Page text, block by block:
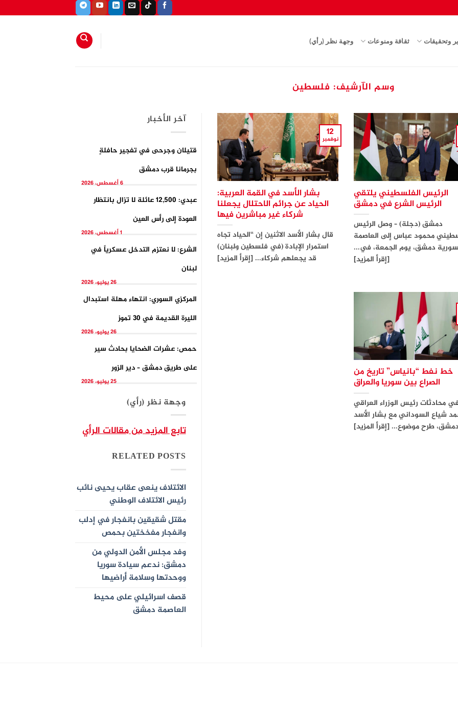
وتحقيقات ثقافة ومنوعات وجهة نظر (رأي)
وسم الآرشيف: فلسطين
الرئيس الفلسطيني يلتقي
الرئيس الشرع في دمشق
دمشق (دجلة) – وصل الرئيس
محمود عباس إلى العاصمة
دمشق، يوم الجمعة، في...
[إقرأ المزيد]
بشار الأسد في القمة العربية:
الحياد عن جرائم الاحتلال يجعلنا
شركاء غير مباشرين فيها
قال بشار الأسد الاثنين إن “الحياد تجاه
استمرار الإبادة (في فلسطين ولبنان)
قد يجعلهم شركاء... [إقرأ المزيد]
12
نوفمبر
خط نفط “بانياس” تاريخ من
الصراع بين سوريا والعراق
محادثات رئيس الوزراء العراقي
شياع السوداني مع بشار الأسد
طرح موضوع... [إقرأ المزيد]
آخر الأخبار
قتيلان وجرحى في تفجيرِ حافلةٍ
بجرمانا قرب دمشق
6 أغسطس، 2026
عبدي: 12,500 عائلة لا تزال بانتظار
العودة إلى رأس العين
1 أغسطس، 2026
الشرع: لا نعتزم التدخل عسكرياً في
لبنان
26 يوليو، 2026
المركزي السوري: انتهاء مهلة استبدال
الليرة القديمة في 30 تموز
26 يوليو، 2026
حمص: عشرات الضحايا بحادث سير
على طريق دمشق – دير الزور
25 يوليو، 2026
وجهة نظر (رأي)
تابع المزيد من مقالات الرأي
RELATED POSTS
الائتلاف ينعى عقاب يحيى نائب
رئيس الائتلاف الوطني
مقتل شقيقين بانفجار في إدلب
وانفجار مفخختين بحمص
وفد مجلس الأمن الدولي من
دمشق: ندعم سيادة سوريا
ووحدتها وسلامة أراضيها
قصف اسرائيلي على محيط
العاصمة دمشق